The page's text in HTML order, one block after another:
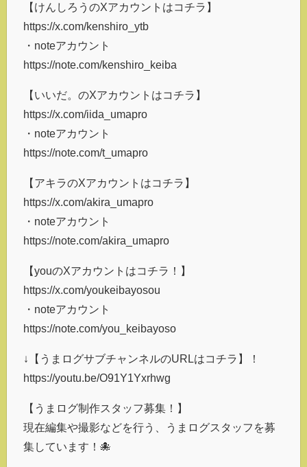
【けんしろうのXアカウントはコチラ】
https://x.com/kenshiro_ytb
・noteアカウント
https://note.com/kenshiro_keiba
【いいだ。のXアカウントはコチラ】
https://x.com/iida_umapro
・noteアカウント
https://note.com/t_umapro
【アキラのXアカウントはコチラ】
https://x.com/akira_umapro
・noteアカウント
https://note.com/akira_umapro
【youのXアカウントはコチラ！】
https://x.com/youkeibayosou
・noteアカウント
https://note.com/you_keibayoso
↓【うまログサブチャンネルのURLはコチラ】！
https://youtu.be/O91Y1Yxrhwg
【うまログ制作スタッフ募集！】
現在編集や撮影などを行う、うまログスタッフを募
集しています！🐙